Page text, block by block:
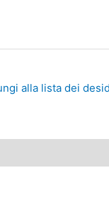
alla lista dei